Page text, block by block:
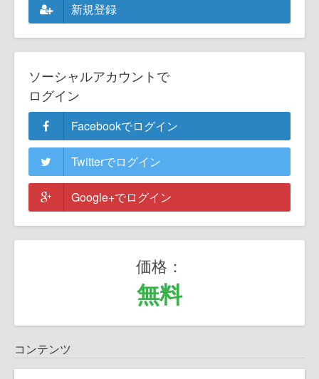
新規登録
ソーシャルアカウントで
ログイン
Facebookでログイン
Twitterでログイン
Google+でログイン
価格：
無料
コンテンツ